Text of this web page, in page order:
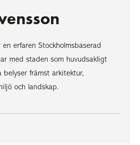
en erfaren Stockholmsbaserad
med staden som huvudsakligt
främst arkitektur,
och landskap.